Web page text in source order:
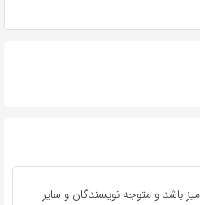
باشد و متوجه نویسندگان و سایر